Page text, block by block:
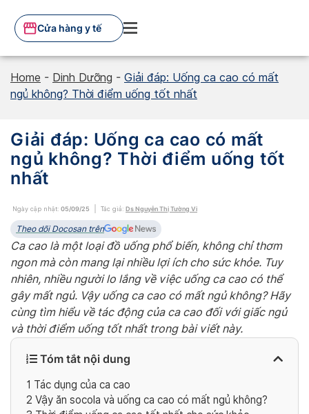
content
Cửa hàng y tế
Home - Dinh Dưỡng - Giải đáp: Uống ca cao có mất
ngủ không? Thời điểm uống tốt nhất
Giải đáp: Uống ca cao có mất
ngủ không? Thời điểm uống tốt
nhất
Ngày cập nhật: 05/09/25 Tác giả: Ds Nguyễn Thị Tường Vi
Theo dõi Docosan trên
Ca cao là một loại đồ uống phổ biến, không chỉ thơm
ngon mà còn mang lại nhiều lợi ích cho sức khỏe. Tuy
nhiên, nhiều người lo lắng về việc uống ca cao có thể
gây mất ngủ. Vậy uống ca cao có mất ngủ không? Hãy
cùng tìm hiểu về tác động của ca cao đối với giấc ngủ
và thời điểm uống tốt nhất trong bài viết này.
Tóm tắt nội dung
1 Tác dụng của ca cao
2 Vậy ăn socola và uống ca cao có mất ngủ không?